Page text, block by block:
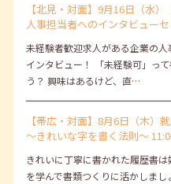
【北見・対面】9月16日（水
人事担当者へのインタビュー
未経験者歓迎求人がある企業の
インタビュー！ 「未経験可」っ
う？ 興味はあるけど、直…
【帯広・対面】8月6日（木）
～きれいな字を書く法則～
きれいに丁寧に書かれた履歴書
を学んで書類つくりに活かしま